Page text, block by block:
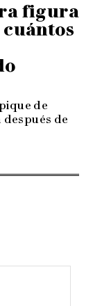
figura
de
de